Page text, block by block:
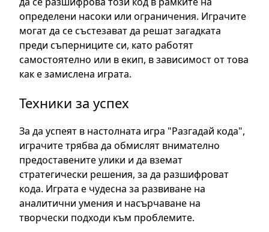
определени насоки или ограничения. Играчите
могат да се състезават да решат загадката
преди съперниците си, като работят
самостоятелно или в екип, в зависимост от това
как е замислена играта.
Техники за успех
За да успеят в настолната игра "Разгадай кода",
играчите трябва да обмислят внимателно
предоставените улики и да вземат
стратегически решения, за да разшифроват
кода. Играта е чудесна за развиване на
аналитични умения и насърчаване на
творчески подходи към проблемите.